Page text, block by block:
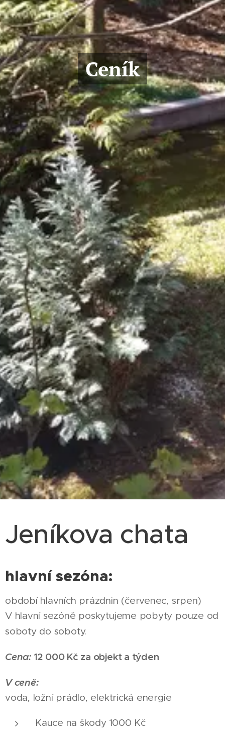
Ceník
Jeníkova chata
hlavní sezóna:
období hlavních prázdnin (červenec, srpen)
V hlavní sezóně poskytujeme pobyty pouze od
soboty do soboty.
Cena:12 000 Kč za objekt a týden
V ceně:
voda, ložní prádlo, elektrická energie
Kauce na škody 1000 Kč